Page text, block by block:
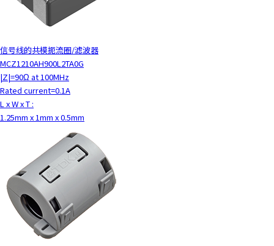
信号线的共模扼流圈/滤波器
MCZ1210AH900L2TA0G
|Z|=90Ω at 100MHz
Rated current=0.1A
L x W x T :
1.25mm x 1mm x 0.5mm